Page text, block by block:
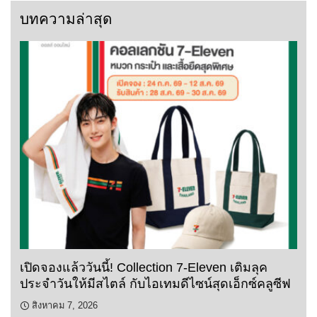
บทความล่าสุด
เปิดจองแล้ววันนี้! Collection 7-Eleven เติมลุค
ประจำวันให้มีสไตล์ กับไอเทมดีไซน์สุดเอ็กซ์คลูซีฟ
สิงหาคม 7, 2026